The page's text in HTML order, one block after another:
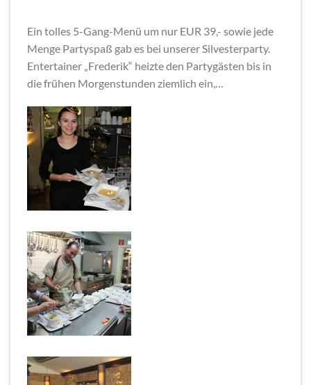
Ein tolles 5-Gang-Menü um nur EUR 39,- sowie jede
Menge Partyspaß gab es bei unserer Silvesterparty.
Entertainer „Frederik“ heizte den Partygästen bis in
die frühen Morgenstunden ziemlich ein,…